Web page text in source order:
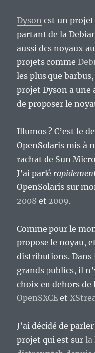
Dyson est un
partant de la
aussi des noyaux
projets comme
les plus que
projet Dyson a une
de proposer le
Illumos ? C’est le
OpenSolaris mis à
rachat de Sun
J’ai parlé
OpenSolaris sur
2008 et 2009.
Comme pour le
propose le noyau,
distributions. Dans
grands publics, il
choix en dehors de
OpenSXCE et
J’ai décidé de
projet qui est surla